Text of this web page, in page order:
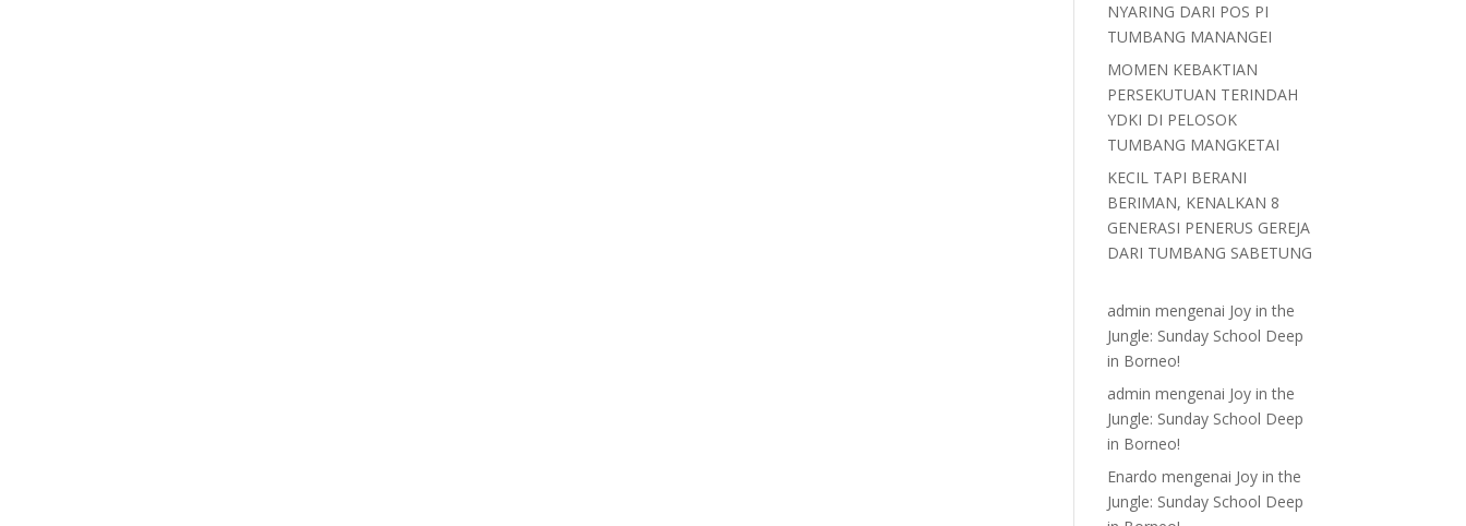
NYARING DARI POS PI
TUMBANG MANANGEI
MOMEN KEBAKTIAN
PERSEKUTUAN TERINDAH
YDKI DI PELOSOK
TUMBANG MANGKETAI
KECIL TAPI BERANI
BERIMAN, KENALKAN 8
GENERASI PENERUS GEREJA
DARI TUMBANG SABETUNG
admin mengenai Joy in the
Jungle: Sunday School Deep
in Borneo!
admin mengenai Joy in the
Jungle: Sunday School Deep
in Borneo!
Enardo mengenai Joy in the
Jungle: Sunday School Deep